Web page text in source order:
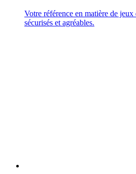
Votre référence en matière de jeux
sécurisés et agréables.